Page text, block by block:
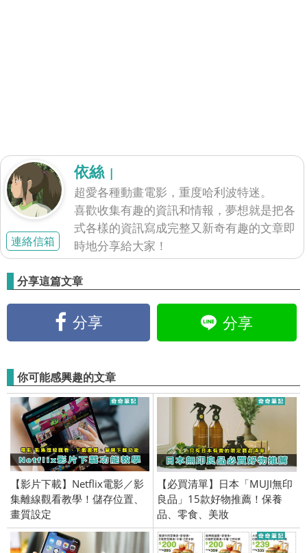
連絡信箱
依絲 |
超愛各種動畫電影，重度哈利波特迷。
喜歡收集有趣的資訊和情報，夢想就是把各
式各樣的資訊寫成完整又新奇有趣的文章即
時地分享給大家！
分享這篇文章
分享 分享
你可能感興趣的文章
【影片下載】Netflix電影／影
集離線觀看教學！儲存位置、
畫質設定
【必買清單】日本「MUJI無印
良品」15款好物推薦！保養
品、零食、美妝